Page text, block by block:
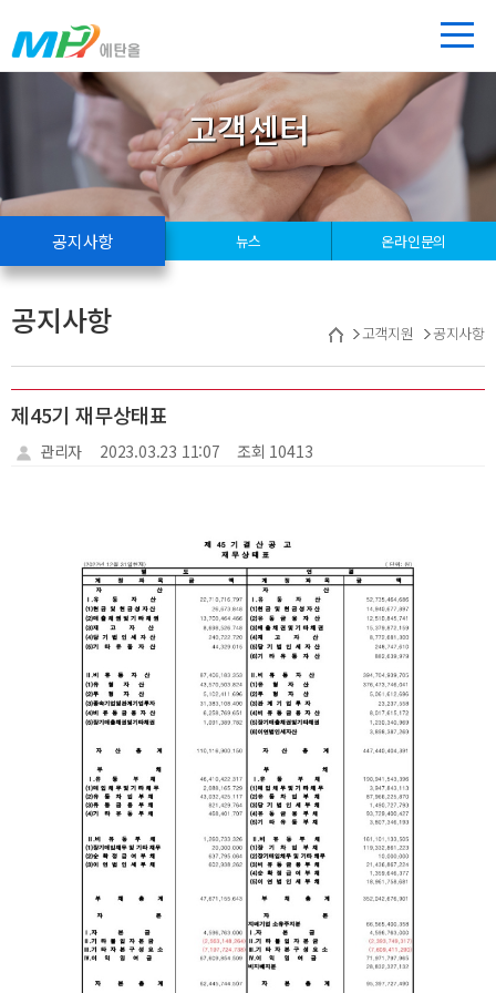
고객센터
공지사항 뉴스 온라인문의
공지사항 고객지원 공지사항
제45기 재무상태표
관리자 2023.03.23 11:07 조회 10413